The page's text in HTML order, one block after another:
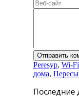
Peresyp, Wi-Fi
дома,
Последние